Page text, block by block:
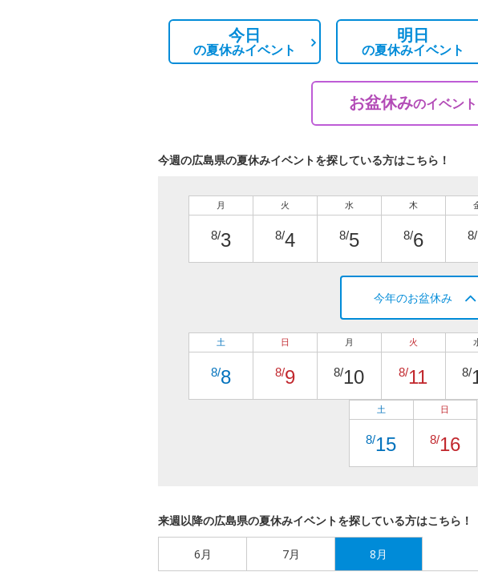
今日
の夏休みイベント
明日
の夏休みイベント
お盆休みのイベント
今週の広島県の夏休みイベントを探している方はこちら！
月
8/3
火
8/4
水
8/5
木
8/6 8/
今年のお盆休み
土
8/8
日
8/9
月
8/10
火
8/11 8/
土
8/15
日
8/16
来週以降の広島県の夏休みイベントを探している方はこちら！
6月 7月 8月